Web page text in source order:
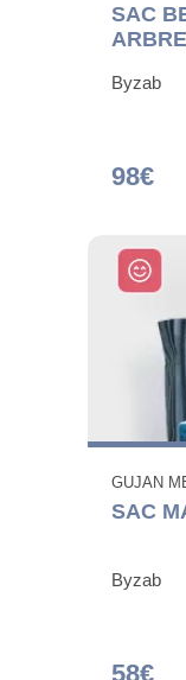
SAC
ARBRE
Byzab
98€
GUJAN
SAC
Byzab
58€